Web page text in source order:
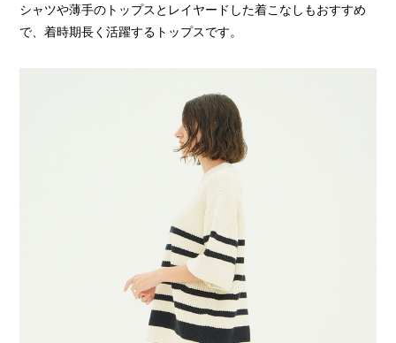
シャツや薄手のトップスとレイヤードした着こなしもおすすめ
で、着時期長く活躍するトップスです。